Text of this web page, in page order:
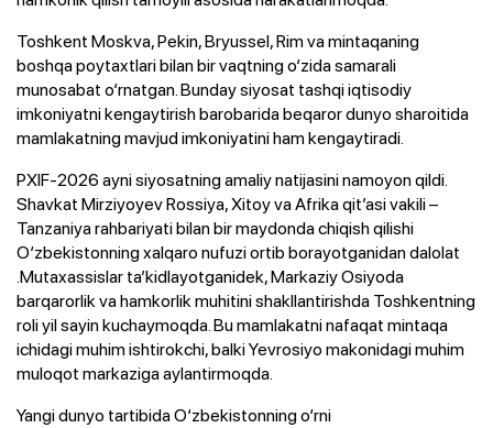
Toshkent Moskva, Pekin, Bryussel, Rim va mintaqaning
boshqa poytaxtlari bilan bir vaqtning o‘zida samarali
munosabat o‘rnatgan. Bunday siyosat tashqi iqtisodiy
imkoniyatni kengaytirish barobarida beqaror dunyo sharoitida
mamlakatning mavjud imkoniyatini ham kengaytiradi.
PXIF-2026 ayni siyosatning amaliy natijasini namoyon qildi.
Shavkat Mirziyoyev Rossiya, Xitoy va Afrika qit’asi vakili –
Tanzaniya rahbariyati bilan bir maydonda chiqish qilishi
O‘zbekistonning xalqaro nufuzi ortib borayotganidan dalolat
.Mutaxassislar ta’kidlayotganidek, Markaziy Osiyoda
barqarorlik va hamkorlik muhitini shakllantirishda Toshkentning
roli yil sayin kuchaymoqda. Bu mamlakatni nafaqat mintaqa
ichidagi muhim ishtirokchi, balki Yevrosiyo makonidagi muhim
muloqot markaziga aylantirmoqda.
Yangi dunyo tartibida O‘zbekistonning o‘rni